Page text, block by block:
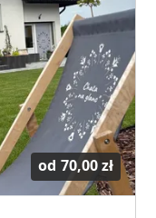
od 70,00 zł